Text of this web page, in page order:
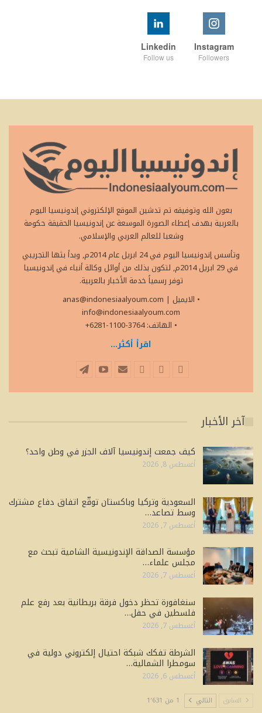
Instagram
Followers
Linkedin
Follow us
بعون الله وتوفيقه تم تدشين الموقع الإلكتروني إندونيسيا اليوم
بالعربية بهدف إعطاء الصورة الموسعة عن إندونيسيا الحقيقة حكومة
وشعبا للعالم العربي والإسلامي.
وتأسس إندونيسيا اليوم في 24 ابريل عام 2014م, وبدأ بثها التجريبي
في 29 ابريل 2014م, لتكون بذلك من أوائل وكالة أنباء في إندونيسيا
توفر رسمياً خدمة الأخبار بالعربية.
• الايميل
anas@indonesiaalyoum.com |
info@indonesiaalyoum.com
• الهاتف: 3764-1100-6281+
اقرأ أكثر...
آخر الأخبار
كيف جمعت إندونيسيا آلاف الجزر في وطن واحد؟
أغسطس 8, 2026
السعودية وتركيا وباكستان توقّع اتفاق دفاع مشترك
وسط تصاعد…
أغسطس 7, 2026
مؤسسة الصداقة الإندونيسية الشامية تبحث مع
مجلس علماء…
أغسطس 7, 2026
سنغافورة تحظر دخول فرقة بريطانية بعد رفع علم
فلسطين في حفل…
أغسطس 7, 2026
الشرطة تفكك شبكة احتيال إلكتروني دولية في
سومطرا الشمالية…
أغسطس 6, 2026
السابق التالي 1 من 1٬631